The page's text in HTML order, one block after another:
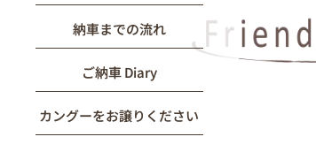
納車までの流れ
ご納車 Diary
カングーをお譲りください